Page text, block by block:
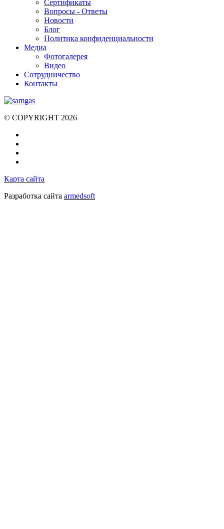
Cертификаты
Вопросы - Ответы
Новости
Блог
Политика конфиденциальности
Медиа
Фотогалерея
Видео
Сотрудничество
Контакты
© COPYRIGHT 2026
Карта сайта
Разработка сайта armedsoft